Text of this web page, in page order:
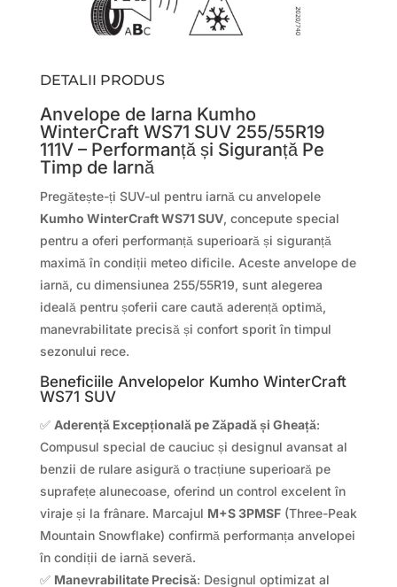
DETALII PRODUS
Anvelope de Iarna Kumho
WinterCraft WS71 SUV 255/55R19
111V – Performanță și Siguranță Pe
Timp de Iarnă
Pregătește-ți SUV-ul pentru iarnă cu anvelopele
Kumho WinterCraft WS71 SUV, concepute special
pentru a oferi performanță superioară și siguranță
maximă în condiții meteo dificile. Aceste anvelope de
iarnă, cu dimensiunea 255/55R19, sunt alegerea
ideală pentru șoferii care caută aderență optimă,
manevrabilitate precisă și confort sporit în timpul
sezonului rece.
Beneficiile Anvelopelor Kumho WinterCraft
WS71 SUV
✅ Aderență Excepțională pe Zăpadă și Gheață:
Compusul special de cauciuc și designul avansat al
benzii de rulare asigură o tracțiune superioară pe
suprafețe alunecoase, oferind un control excelent în
viraje și la frânare. Marcajul M+S 3PMSF(Three-Peak
Mountain Snowflake) confirmă performanța anvelopei
în condiții de iarnă severă.
✅ Manevrabilitate Precisă: Designul optimizat al